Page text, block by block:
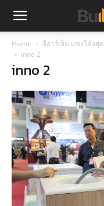
Home
จีอาร์เอ็ม แซงโค้ง
inno 2
inno 2